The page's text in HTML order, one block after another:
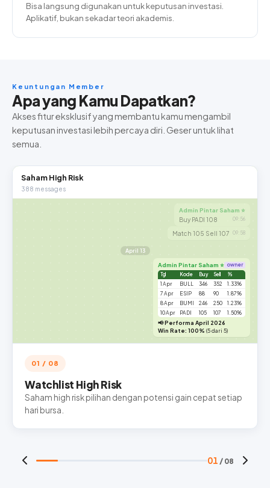
Bisa langsung digunakan untuk keputusan investasi.
Aplikatif, bukan sekadar teori akademis.
Keuntungan Member
Apa yang Kamu Dapatkan?
Akses fitur eksklusif yang membantu kamu mengambil
keputusan investasi lebih percaya diri. Geser untuk lihat
semua.
Saham High Risk
388 messages
Admin Pintar Saham ⭐
Buy PADI 108
09:56
Match 105 Sell 107 09:58
April 13
Admin Pintar Saham ⭐ owner
Tgl
Kode Buy Sell %
1 Apr BULL 346 352
1.33%
7 Apr
ESIP 88 90
1.87%
8 Apr
BUMI 246 250
1.23%
10 Apr
PADI 105 107
1.50%
📢 Performa April 2026
Win Rate: 100% (5 dari 5)
01 / 08
Watchlist High Risk
Saham high risk pilihan dengan potensi gain cepat setiap
hari bursa.
01 / 08